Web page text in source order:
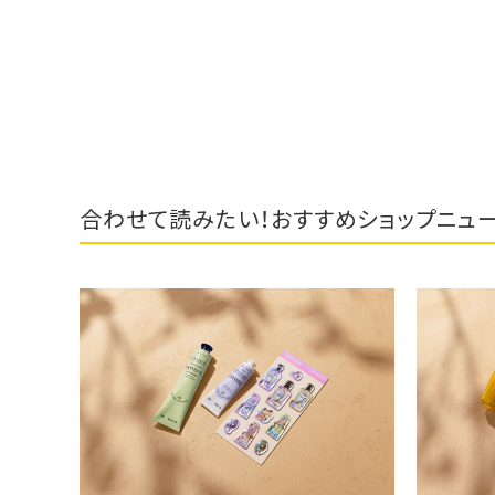
合わせて読みたい！おすすめショップニュ